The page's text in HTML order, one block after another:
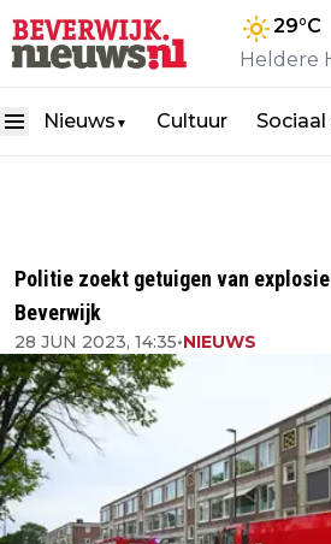
29°C
Heldere
Nieuws ▼ Cultuur Sociaal
Politie zoekt getuigen van
Beverwijk
28 JUN 2023, 14:35•NIEUWS